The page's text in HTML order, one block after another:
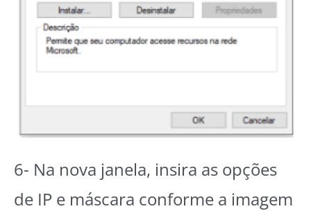
6- Na nova janela, insira as opções
de IP e máscara conforme a imagem